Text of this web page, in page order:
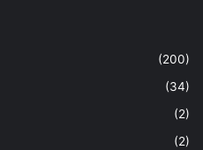
(200)
(34)
(2)
(2)